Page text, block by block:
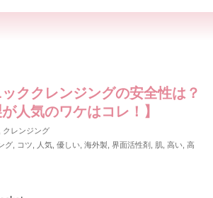
ククレンジングの安全性は？
が人気のワケはコレ！】
クレンジング
グ コツ 人気 優しい 海外製 界面活性剤 肌 高い 高